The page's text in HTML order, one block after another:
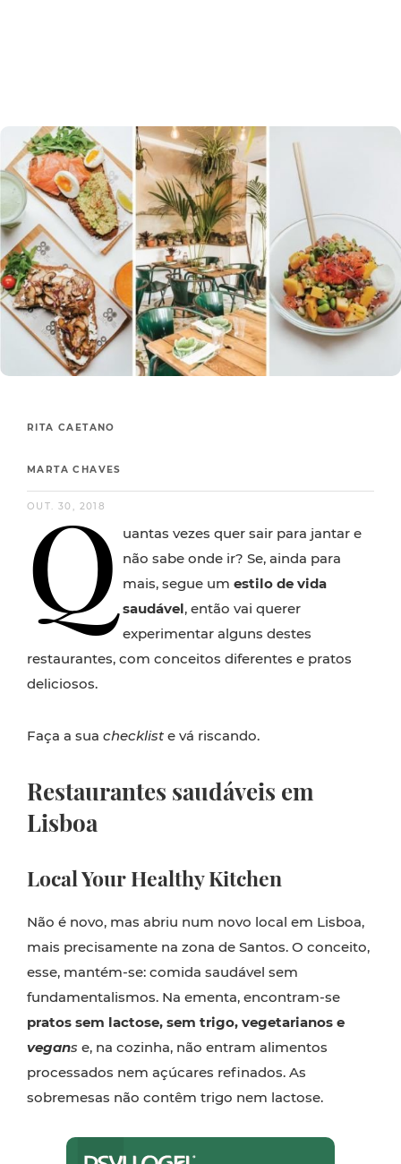
RITA CAETANO
MARTA CHAVES
OUT. 30, 2018
Q
uantas vezes quer sair para jantar e
não sabe onde ir? Se, ainda para
mais, segue um estilo de vida
saudável, então vai querer
experimentar alguns destes
restaurantes, com conceitos diferentes e pratos
deliciosos.
Faça a sua checklist e vá riscando.
Restaurantes saudáveis em
Lisboa
Local Your Healthy Kitchen
Não é novo, mas abriu num novo local em Lisboa,
mais precisamente na zona de Santos. O conceito,
esse, mantém-se: comida saudável sem
fundamentalismos. Na ementa, encontram-se
pratos sem lactose, sem trigo, vegetarianos e
vegans e, na cozinha, não entram alimentos
processados nem açúcares refinados. As
sobremesas não contêm trigo nem lactose.